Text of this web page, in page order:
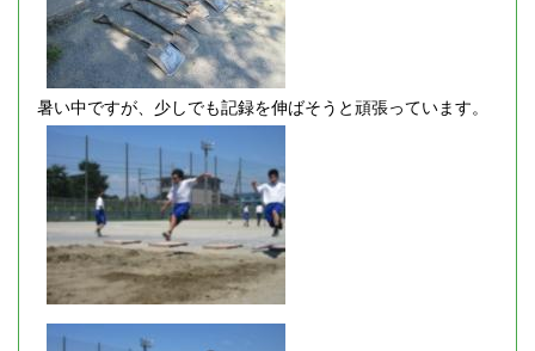
暑い中ですが、少しでも記録を伸ばそうと頑張っています。